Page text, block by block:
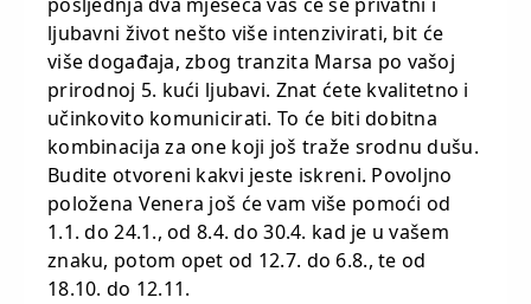
ljubavni život nešto više intenzivirati, bit će
više događaja, zbog tranzita Marsa po vašoj
prirodnoj 5. kući ljubavi. Znat ćete kvalitetno i
učinkovito komunicirati. To će biti dobitna
kombinacija za one koji još traže srodnu dušu.
Budite otvoreni kakvi jeste iskreni. Povoljno
položena Venera još će vam više pomoći od
1.1. do 24.1., od 8.4. do 30.4. kad je u vašem
znaku, potom opet od 12.7. do 6.8., te od
18.10. do 12.11.